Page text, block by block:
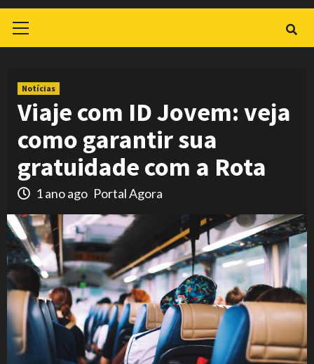
Menu
Notícias
Viaje com ID Jovem: veja
como garantir sua
gratuidade com a Rota
1 ano ago Portal Agora